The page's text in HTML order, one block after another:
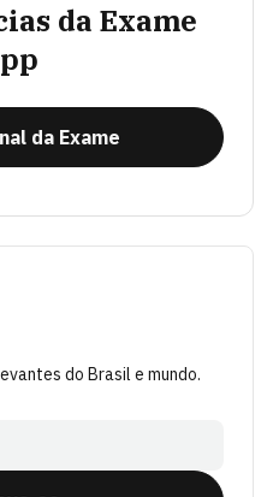
da Exame
da Exame
do Brasil e mundo.